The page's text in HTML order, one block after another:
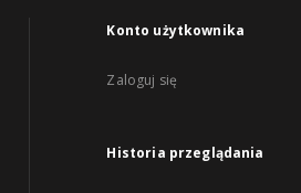
Konto użytkownika
Zaloguj się
Historia przeglądania